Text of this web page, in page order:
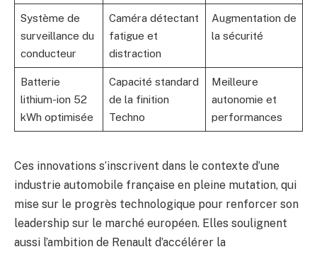
Système de
surveillance du
conducteur
Caméra détectant
fatigue et
distraction
Augmentation de
la sécurité
Batterie
lithium-ion 52
kWh optimisée
Capacité standard
de la finition
Techno
Meilleure
autonomie et
performances
Ces innovations s’inscrivent dans le contexte d’une
industrie automobile française en pleine mutation, qui
mise sur le progrès technologique pour renforcer son
leadership sur le marché européen. Elles soulignent
aussi l’ambition de Renault d’accélérer la